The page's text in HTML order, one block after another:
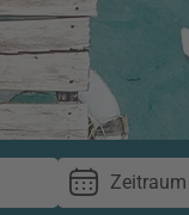
Zeitraum